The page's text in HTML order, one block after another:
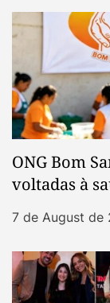
ONG Bom
voltadas à
7 de August de